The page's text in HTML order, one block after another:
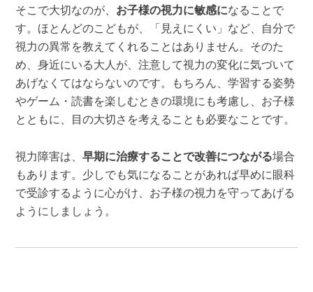
そこで大切なのが、 お子様の視力に敏感になることで
す。ほとんどのこどもが、「見えにくい」など、自分で
視力の異常を教えてくれることはありません。そのた
め、身近にいる大人が、注意して視力の変化に気づいて
あげなくてはならないのです。もちろん、学習する姿勢
やゲーム・読書を楽しむときの環境にも考慮し、お子様
とともに、目の大切さを考えることも必要なことです。
視力障害は、早期に治療することで改善につながる場合
もあります。少しでも気になることがあれば早めに眼科
で受診するように心がけ、お子様の視力を守ってあげる
ようにしましょう。